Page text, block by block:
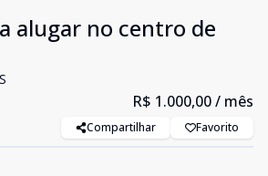
alugar no centro de
R$ 1.000,00/ mês
Compartilhar Favorito